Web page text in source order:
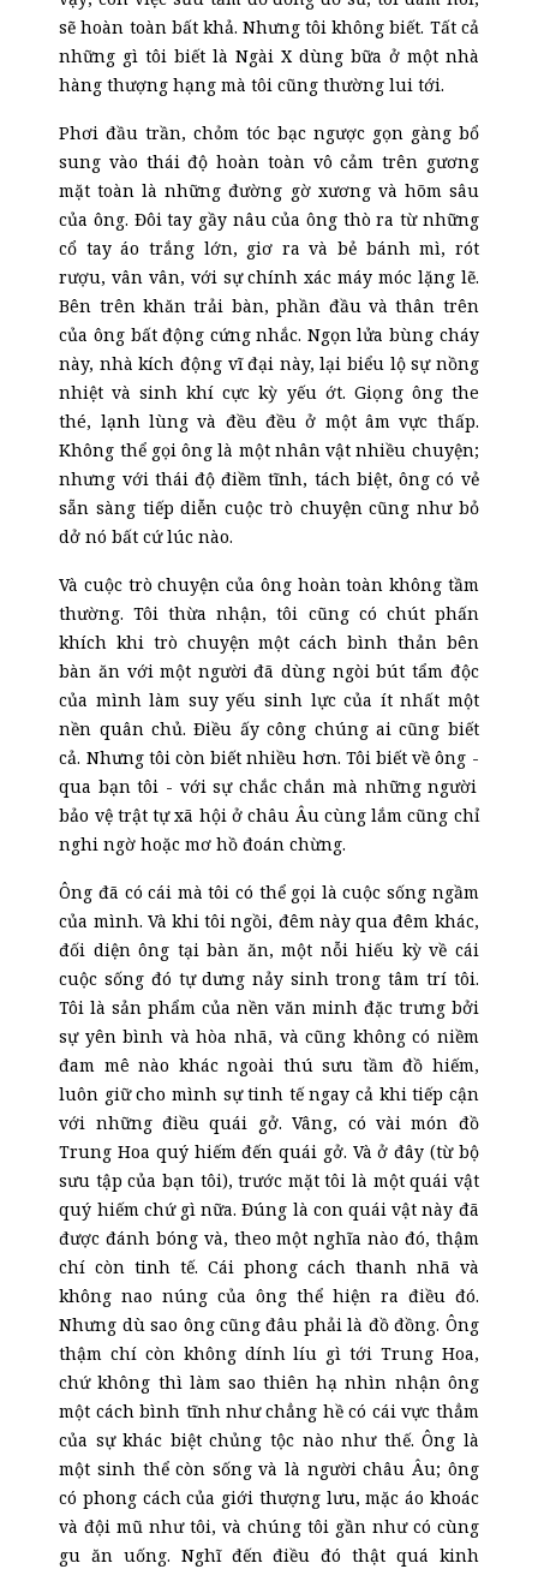
sẽ hoàn toàn bất khả. Nhưng tôi không biết. Tất cả
những gì tôi biết là Ngài X dùng bữa ở một nhà
hàng thượng hạng mà tôi cũng thường lui tới.
Phơi đầu trần, chỏm tóc bạc ngược gọn gàng bổ
sung vào thái độ hoàn toàn vô cảm trên gương
mặt toàn là những đường gờ xương và hõm sâu
của ông. Đôi tay gầy nâu của ông thò ra từ những
cổ tay áo trắng lớn, giơ ra và bẻ bánh mì, rót
rượu, vân vân, với sự chính xác máy móc lặng lẽ.
Bên trên khăn trải bàn, phần đầu và thân trên
của ông bất động cứng nhắc. Ngọn lửa bùng cháy
này, nhà kích động vĩ đại này, lại biểu lộ sự nồng
nhiệt và sinh khí cực kỳ yếu ớt. Giọng ông the
thé, lạnh lùng và đều đều ở một âm vực thấp.
Không thể gọi ông là một nhân vật nhiều chuyện;
nhưng với thái độ điềm tĩnh, tách biệt, ông có vẻ
sẵn sàng tiếp diễn cuộc trò chuyện cũng như bỏ
dở nó bất cứ lúc nào.
Và cuộc trò chuyện của ông hoàn toàn không tầm
thường. Tôi thừa nhận, tôi cũng có chút phấn
khích khi trò chuyện một cách bình thản bên
bàn ăn với một người đã dùng ngòi bút tẩm độc
của mình làm suy yếu sinh lực của ít nhất một
nền quân chủ. Điều ấy công chúng ai cũng biết
cả. Nhưng tôi còn biết nhiều hơn. Tôi biết về ông -
qua bạn tôi - với sự chắc chắn mà những người
bảo vệ trật tự xã hội ởchâu Âu cùng lắm cũng chỉ
nghi ngờ hoặc mơ hồ đoán chừng.
Ông đã có cái mà tôi có thể gọi là cuộc sống ngầm
của mình. Và khi tôi ngồi, đêm này qua đêm khác,
đối diện ông tại bàn ăn, một nỗi hiếu kỳ về cái
cuộc sống đó tự dưng nảy sinh trong tâm trí tôi.
Tôi là sản phẩm của nền văn minh đặc trưng bởi
sự yên bình và hòa nhã, và cũng không có niềm
đam mê nào khác ngoài thú sưu tầm đồ hiếm,
luôn giữ cho mình sự tinh tế ngay cả khi tiếp cận
với những điều quái gở. Vâng, có vài món đồ
Trung Hoa quý hiếm đến quái gở. Và ở đây (từ bộ
sưu tập của bạn tôi), trước mặt tôi là một quái vật
quý hiếm chứ gì nữa. Đúng là con quái vật này đã
được đánh bóng và, theo một nghĩa nào đó, thậm
chí còn tinh tế. Cái phong cách thanh nhã và
không nao núng của ông thể hiện ra điều đó.
Nhưng dù sao ông cũng đâu phải là đồ đồng. Ông
thậm chí còn không dính líu gì tới Trung Hoa,
chứ không thì làm sao thiên hạ nhìn nhận ông
một cách bình tĩnh như chẳng hề có cái vực thẳm
của sự khác biệt chủng tộc nào như thế. Ông là
một sinh thể còn sống và là ngườichâu Âu; ông
có phong cách của giới thượng lưu, mặc áo khoác
và đội mũ như tôi, và chúng tôi gần như có cùng
gu ăn uống. Nghĩ đến điều đó thật quá kinh